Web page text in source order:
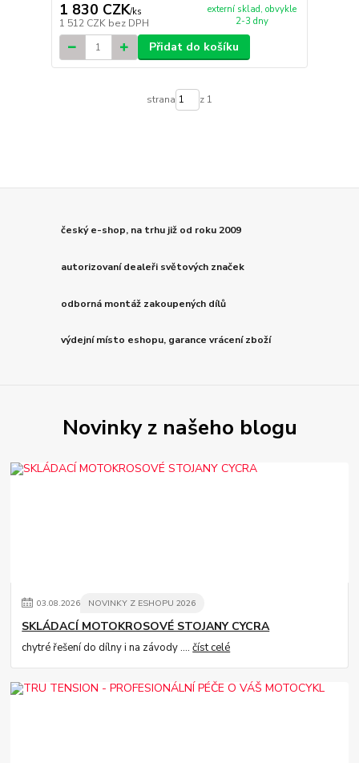
1 830 CZK/ks
1 512 CZK bez DPH
externí sklad, obvykle
2-3 dny
Přidat do košíku
strana z 1
český e-shop, na trhu již od roku 2009
autorizovaní dealeři světových značek
odborná montáž zakoupených dílů
výdejní místo eshopu, garance vrácení zboží
Novinky z našeho blogu
03.08.2026 NOVINKY Z ESHOPU 2026
SKLÁDACÍ MOTOKROSOVÉ STOJANY CYCRA
chytré řešení do dílny i na závody ....číst celé